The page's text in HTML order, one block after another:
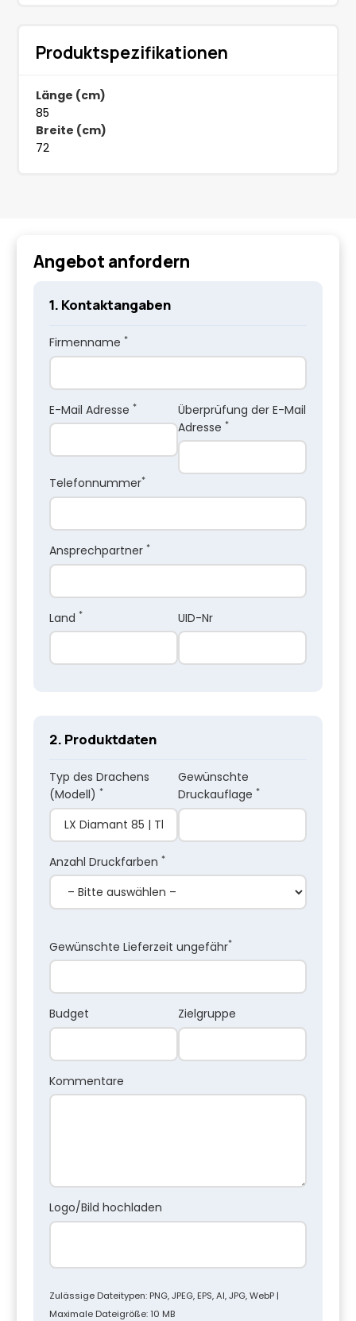
Produktspezifikationen
Länge (cm)
85
Breite (cm)
72
Angebot anfordern
1. Kontaktangaben
Firmenname *
E-Mail Adresse *
Überprüfung der E-Mail
Adresse *
Telefonnummer*
Ansprechpartner *
Land * UID-Nr
2. Produktdaten
Typ des Drachens
(Modell) *
Gewünschte
Druckauflage *
Anzahl Druckfarben *
Gewünschte Lieferzeit ungefähr*
Budget Zielgruppe
Kommentare
Logo/Bild hochladen
Zulässige Dateitypen: PNG, JPEG, EPS, AI, JPG, WebP |
Maximale Dateigröße: 10 MB